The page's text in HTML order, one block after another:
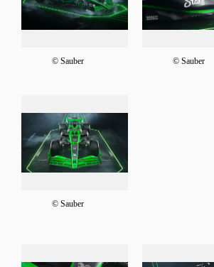
© Sauber © Sauber
© Sauber